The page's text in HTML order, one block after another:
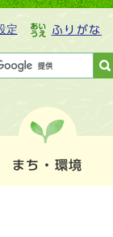
定 ふりがな
まち・環境